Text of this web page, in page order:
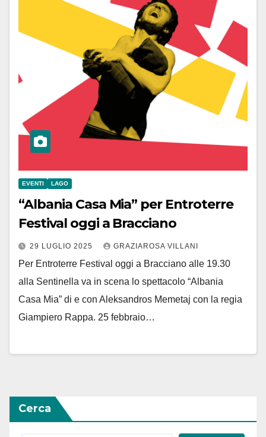
EVENTI LAGO
“Albania Casa Mia” per Entroterre
Festival oggi a Bracciano
29 LUGLIO 2025 GRAZIAROSA VILLANI
Per Entroterre Festival oggi a Bracciano alle 19.30
alla Sentinella va in scena lo spettacolo “Albania
Casa Mia” di e con Aleksandros Memetaj con la regia
Giampiero Rappa. 25 febbraio…
Cerca